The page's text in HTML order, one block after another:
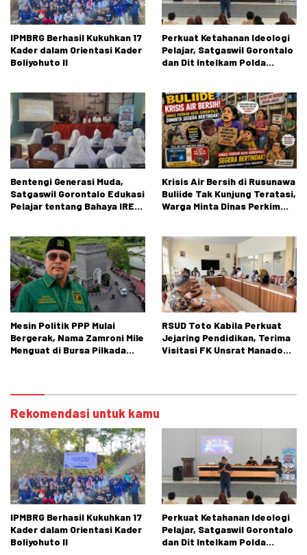
IPMBRG Berhasil Kukuhkan 17
Kader dalam Orientasi Kader
Boliyohuto II
Perkuat Ketahanan Ideologi
Pelajar, Satgaswil Gorontalo
dan Dit Intelkam Polda
Negeri 1 Kabila
Bentengi Generasi Muda,
Satgaswil Gorontalo Edukasi
Pelajar tentang Bahaya IRET,
Krisis Air Bersih di Rusunawa
Buliide Tak Kunjung Teratasi,
Warga Minta Dinas Perkim
Mesin Politik PPP Mulai
Bergerak, Nama Zamroni Mile
Menguat di Bursa Pilkada
RSUD Toto Kabila Perkuat
Jejaring Pendidikan, Terima
Visitasi FK Unsrat Manado
Rekomendasi untuk kamu
IPMBRG Berhasil Kukuhkan 17
Kader dalam Orientasi Kader
Boliyohuto II
Perkuat Ketahanan Ideologi
Pelajar, Satgaswil Gorontalo
dan Dit Intelkam Polda